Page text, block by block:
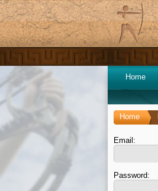
Home
Home
Email:
Password: